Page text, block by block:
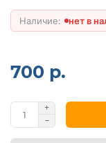
нет в
700 р.